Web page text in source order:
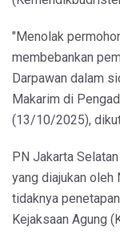
"Menolak
membebankan
Darpawan dalam
Makarim di
(13/10/2025),
PN Jakarta
yang diajukan oleh
tidaknya
Kejaksaan Agung